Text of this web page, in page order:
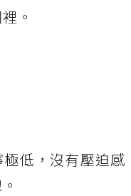
。
低，沒有壓迫